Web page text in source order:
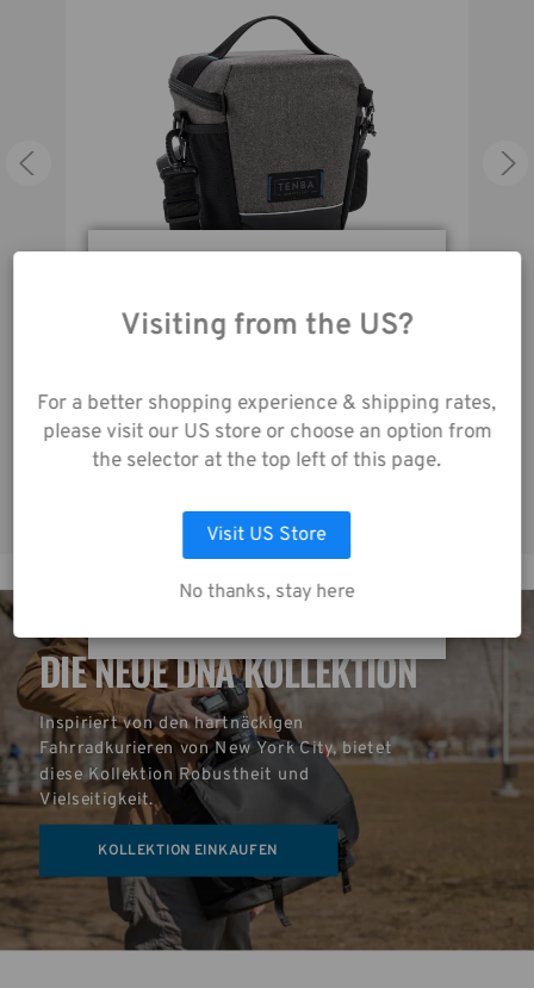
Skyline v2 Top Load 8 – Grau
DIE NEUE DNA KOLLEKTION
Inspiriert von den hartnäckigen
Fahrradkurieren von New York City, bietet
diese Kollektion Robustheit und
Vielseitigkeit.
KOLLEKTION EINKAUFEN
unserer Website
stimmen Sie der
unserer
Datenschutzrichtlinie
zu.
AUSWAHL ANPASSEN
ALLE COOKIES AKZEPTIEREN
Visiting from the US?
For a better shopping experience & shipping rates,
please visit our US store or choose an option from
the selector at the top left of this page.
Visit US Store
No thanks, stay here